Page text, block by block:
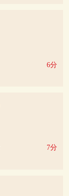
6分
7分